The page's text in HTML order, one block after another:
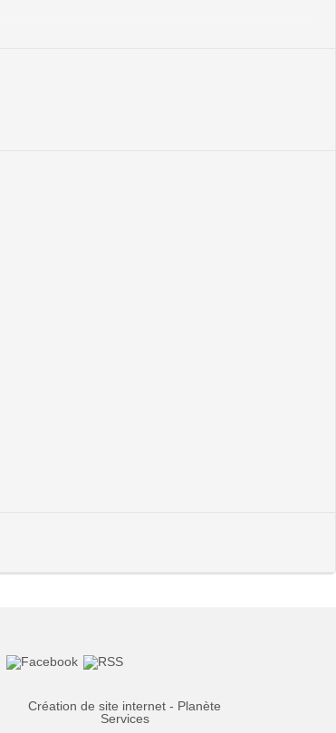
Création de site internet - Planète
Services